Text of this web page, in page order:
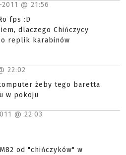
@ 21:56
fps :D
dlaczego Chińczycy
replik karabinów
22:02
żeby tego baretta
w pokoju
@ 22:03
od "chińczyków" w